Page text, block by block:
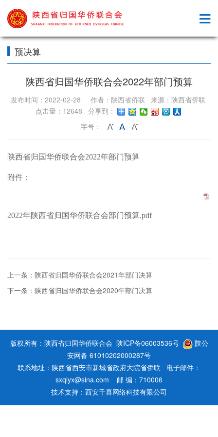
预决算
陕西省归国华侨联合会2022年部门预算
发布时间：2022-02-28 作者：陕西省侨联 来源：陕西省侨联
点击量：12648 分享到：
字号：
陕西省归国华侨联合会2022年部门预算
附件：
2022年陕西省归国华侨联合会部门预算.pdf
上一条：陕西省归国华侨联合会2021年部门决算
下一条：陕西省归国华侨联合会2020年部门决算
版权所有：陕西省归国华侨联合会 陕ICP备06003536号
陕公
安网备 61010202000287号
联系地址：陕西省西安市新城省政府大院省侨联 电子邮件：
sxqlyx@sina.com 邮 编：710006
技术支持： 西安千喜网络科技有限公司